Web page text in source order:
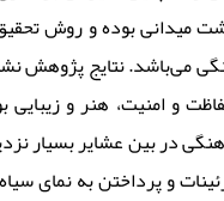
میدانی بوده و روش
می‌باشد. نتایج پژوهش
و امنیت، هنر و
در بین عشایر بسیار
و پرداختن به نمای